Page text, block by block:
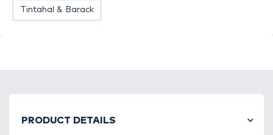
„vérző” csalika horgászok között. A Haldorádó
azt, hogy nem lehet ott is használni, de inkább
Tintahal & Barack
PRODUCT DETAILS